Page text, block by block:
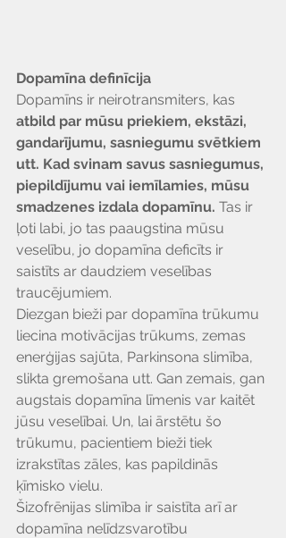
Dopamīna definīcija
Dopamīns ir neirotransmiters, kas
atbild par mūsu priekiem, ekstāzi,
gandarījumu, sasniegumu svētkiem
utt. Kad svinam savus sasniegumus,
piepildījumu vai iemīlamies, mūsu
smadzenes izdala dopamīnu. Tas ir
ļoti labi, jo tas paaugstina mūsu
veselību, jo dopamīna deficīts ir
saistīts ar daudziem veselības
traucējumiem.
Diezgan bieži par dopamīna trūkumu
liecina motivācijas trūkums, zemas
enerģijas sajūta, Parkinsona slimība,
slikta gremošana utt. Gan zemais, gan
augstais dopamīna līmenis var kaitēt
jūsu veselībai. Un, lai ārstētu šo
trūkumu, pacientiem bieži tiek
izrakstītas zāles, kas papildinās
ķīmisko vielu.
Šizofrēnijas slimība ir saistīta arī ar
dopamīna nelīdzsvarotību